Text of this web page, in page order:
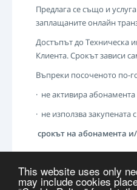
This website uses only
may include cookies
Предлага се също и
заплащаните онлайн
Достъпът до Техническа
Клиента. Срокът зависи
Въпреки посоченото по-
· не активира абонамента
· не използва
срокът на абонамента